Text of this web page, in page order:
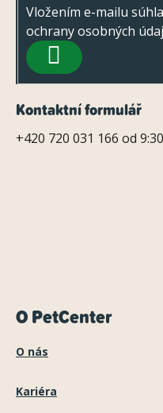
Vložením e-mailu
ochrany osobných
PRIHLÁSIŤ
Kontaktní formulář
+420 720 031 166 od
O PetCenter
O nás
Kariéra